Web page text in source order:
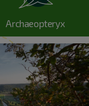
Archaeopteryx